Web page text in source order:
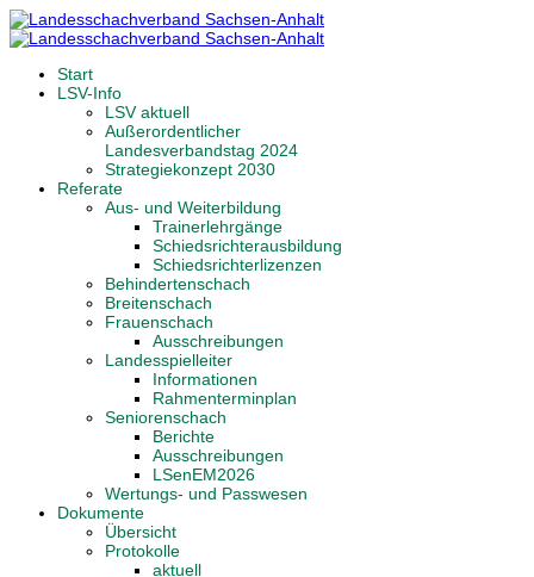
Start
LSV-Info
LSV aktuell
Außerordentlicher
Landesverbandstag 2024
Strategiekonzept 2030
Referate
Aus- und Weiterbildung
Trainerlehrgänge
Schiedsrichterausbildung
Schiedsrichterlizenzen
Behindertenschach
Breitenschach
Frauenschach
Ausschreibungen
Landesspielleiter
Informationen
Rahmenterminplan
Seniorenschach
Berichte
Ausschreibungen
LSenEM2026
Wertungs- und Passwesen
Dokumente
Übersicht
Protokolle
aktuell